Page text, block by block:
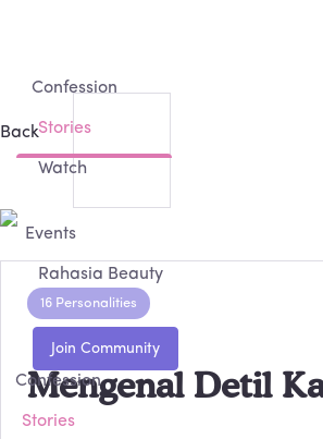
Confession
Stories
Watch
Events
Rahasia Beauty
Confession
Stories
Back
16 Personalities
Mengenal Detil